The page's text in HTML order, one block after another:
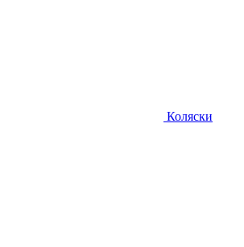
Коляски